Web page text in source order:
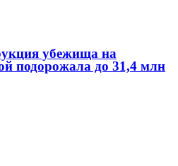
убежища на
подорожала до 31,4 млн